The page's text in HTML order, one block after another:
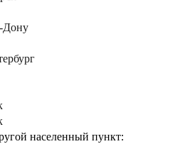
Дону
населенный пункт: